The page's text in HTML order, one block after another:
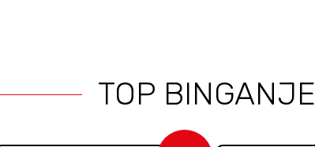
TOP BINGANJE